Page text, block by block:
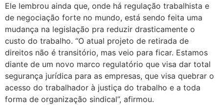
Ele lembrou ainda que, onde há regulação trabalhista e
de negociação forte no mundo, está sendo feita uma
mudança na legislação pra reduzir drasticamente o
custo do trabalho. “O atual projeto de retirada de
direitos não é transitório, mas veio para ficar. Estamos
diante de um novo marco regulatório que visa dar total
segurança jurídica para as empresas, que visa quebrar o
acesso do trabalhador à justiça do trabalho e a toda
forma de organização sindical”, afirmou.